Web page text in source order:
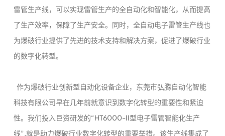
雷管生产线，可以实现雷管生产的全自动化和智能化，从而提高
了生产效率，保障了生产安全。同时，全自动电子雷管生产线也
为爆破行业提供了先进的技术支持和解决方案，促进了爆破行业
的数字化转型。
作为爆破行业创新型自动化设备企业，东莞市弘腾自动化智能
科技有限公司早在几年前就意识到数字化转型的重要性和紧迫
性。我们投入巨资研发的“HT6000-II型电子雷管智能化生产
线”,就是助力爆破行业数字化转型的重要举措。该生产线集成了